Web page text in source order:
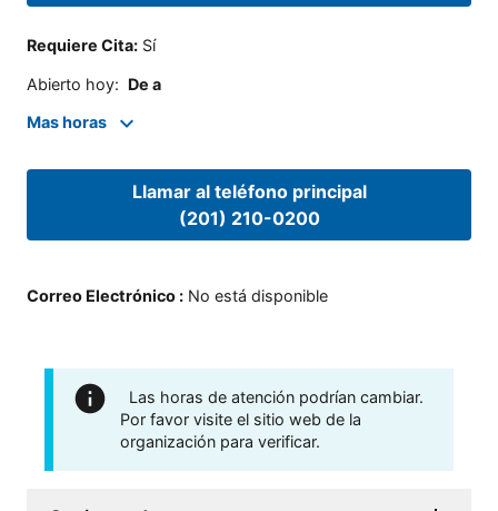
Requiere Cita: Sí
Abierto hoy: De a
Mas horas
Llamar al teléfono principal
(201) 210-0200
Correo Electrónico : No está disponible
Las horas de atención podrían cambiar.
Por favor visite el sitio web de la
organización para verificar.